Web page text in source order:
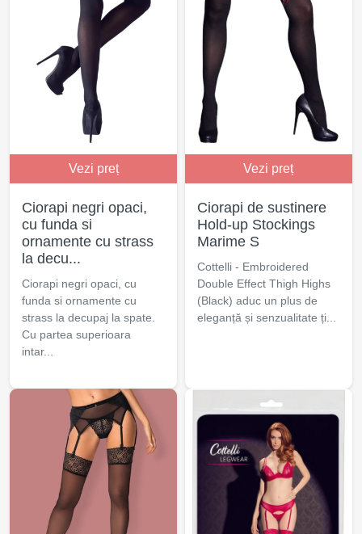
Vezi preț
Ciorapi negri opaci,
cu funda si
ornamente cu strass
la decu...
Ciorapi negri opaci, cu
funda si ornamente cu
strass la decupaj la spate.
Cu partea superioara
intar...
Vezi preț
Ciorapi de sustinere
Hold-up Stockings
Marime S
Cottelli - Embroidered
Double Effect Thigh Highs
(Black) aduc un plus de
eleganță și senzualitate ți...